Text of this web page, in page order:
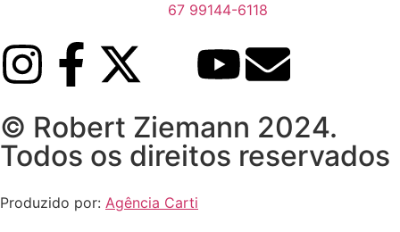
67 99144-6118
© Robert Ziemann 2024.
Todos os direitos reservados
Produzido por: Agência Carti